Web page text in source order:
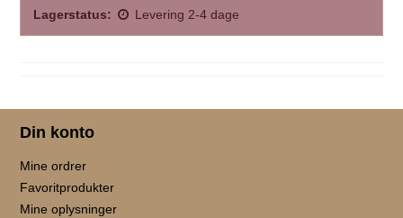
Lagerstatus: Levering 2-4 dage
Din konto
Mine ordrer
Favoritprodukter
Mine oplysninger